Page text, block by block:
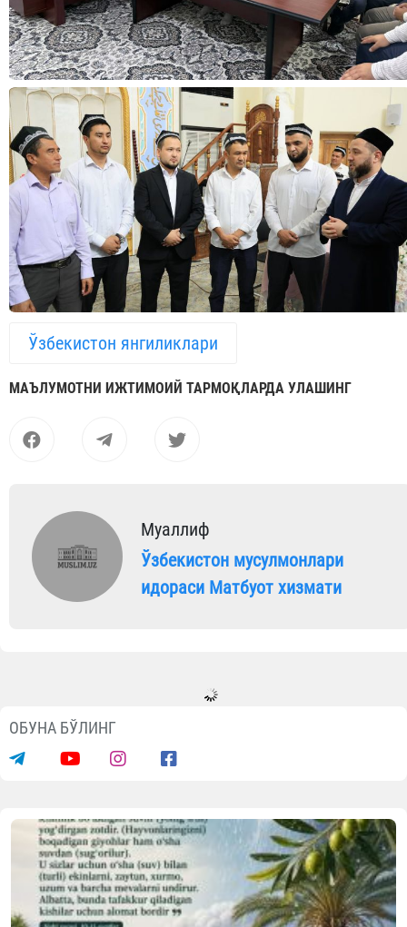
Ўзбекистон янгиликлари
МАЪЛУМОТНИ ИЖТИМОИЙ ТАРМОҚЛАРДА УЛАШИНГ
Муаллиф
Ўзбекистон мусулмонлари
идораси Матбуот хизмати
ОБУНА БЎЛИНГ